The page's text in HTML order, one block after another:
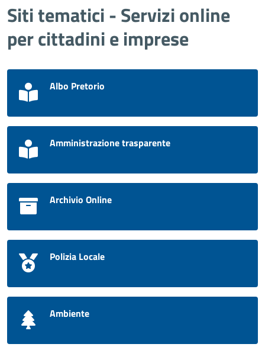
Siti tematici - Servizi online
per cittadini e imprese
Albo Pretorio
Amministrazione trasparente
Archivio Online
Polizia Locale
Ambiente